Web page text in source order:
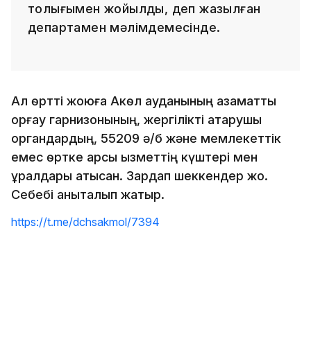
толығымен жойылды, деп жазылған
департамен мәлімдемесінде.
Ал өртті жоюға Ақкөл ауданының азаматтық
қорғау гарнизонының, жергілікті атқарушы
органдардың, 55209 ә/б және мемлекеттік
емес өртке қарсы қызметтің күштері мен
құралдары қатысқан. Зардап шеккендер жоқ.
Себебі анықталып жатыр.
https://t.me/dchsakmol/7394